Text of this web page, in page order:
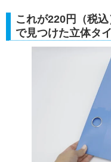
これが220円（税
で見つけた立体タ